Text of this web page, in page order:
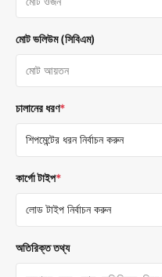
মোট ভলিউম (সিবিএম)
চালানের ধরণ*
কার্গো টাইপ*
অতিরিক্ত তথ্য